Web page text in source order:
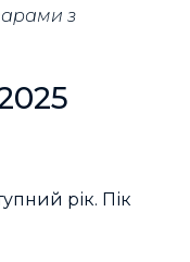
з
рік. Пік